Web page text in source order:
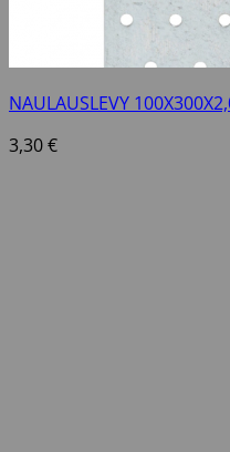
NAULAUSLEVY
3,30€